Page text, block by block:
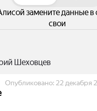
замените данные в
свои
Шеховцев
Опубликовано: 22 декабря